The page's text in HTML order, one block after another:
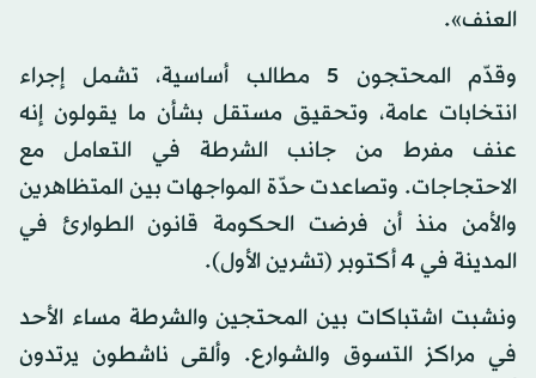
العنف».
وقدّم المحتجون 5 مطالب أساسية، تشمل إجراء
انتخابات عامة، وتحقيق مستقل بشأن ما يقولون إنه
عنف مفرط من جانب الشرطة في التعامل مع
الاحتجاجات. وتصاعدت حدّة المواجهات بين المتظاهرين
والأمن منذ أن فرضت الحكومة قانون الطوارئ في
المدينة في 4 أكتوبر (تشرين الأول).
ونشبت اشتباكات بين المحتجين والشرطة مساء الأحد
في مراكز التسوق والشوارع. وألقى ناشطون يرتدون